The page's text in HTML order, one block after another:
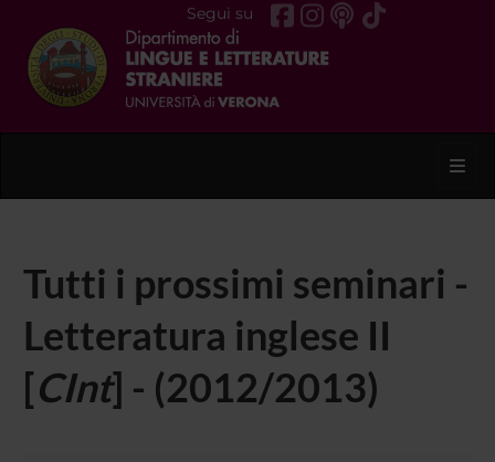
Segui su
Tutti i prossimi seminari -
Letteratura inglese II
[CInt] - (2012/2013)